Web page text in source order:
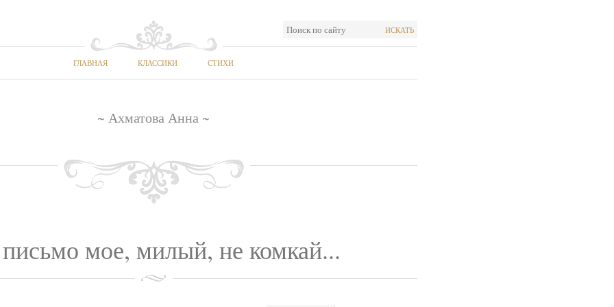
ИСКАТЬ
ГЛАВНАЯ КЛАССИКИ СТИХИ
~ Ахматова Анна ~
мое, милый, не комкай...